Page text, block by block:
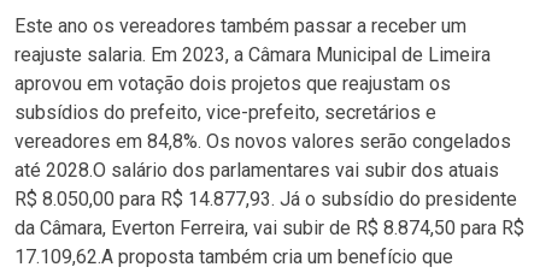
Este ano os vereadores também passar a receber um
reajuste salaria. Em 2023, a Câmara Municipal de Limeira
aprovou em votação dois projetos que reajustam os
subsídios do prefeito, vice-prefeito, secretários e
vereadores em 84,8%. Os novos valores serão congelados
até 2028.O salário dos parlamentares vai subir dos atuais
R$ 8.050,00 para R$ 14.877,93. Já o subsídio do presidente
da Câmara, Everton Ferreira, vai subir de R$ 8.874,50 para R$
17.109,62.A proposta também cria um benefício que